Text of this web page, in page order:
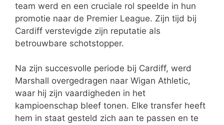
team werd en een cruciale rol speelde in hun
promotie naar de Premier League. Zijn tijd bij
Cardiff verstevigde zijn reputatie als
betrouwbare schotstopper.
Na zijn succesvolle periode bij Cardiff, werd
Marshall overgedragen naar Wigan Athletic,
waar hij zijn vaardigheden in het
kampioenschap bleef tonen. Elke transfer heeft
hem in staat gesteld zich aan te passen en te